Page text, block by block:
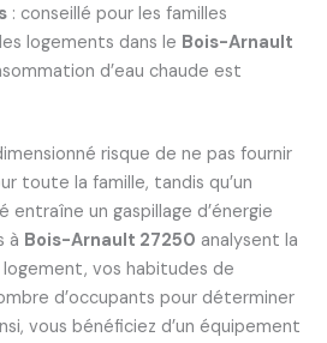
: conseillé pour les familles
logements dans le Bois-Arnault
d’eau chaude est
risque de ne pas fournir
toute la famille, tandis qu’un
entraîne un gaspillage d’énergie
à Bois-Arnault 27250 analysent la
vos habitudes de
d’occupants pour déterminer
vous bénéficiez d’un équipement